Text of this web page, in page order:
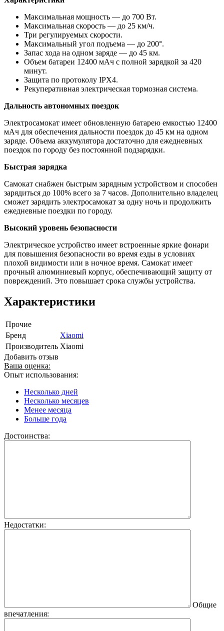
Максимальная мощность — до 700 Вт.
Максимальная скорость — до 25 км/ч.
Три регулируемых скорости.
Максимальный угол подъема — до 200°.
Запас хода на одном заряде — до 45 км.
Объем батареи 12400 мАч с полной зарядкой за 420
минут.
Защита по протоколу IPX4.
Рекуперативная электрическая тормозная система.
Дальность автономных поездок
Электросамокат имеет обновленную батарею емкостью 12400
мАч для обеспечения дальности поездок до 45 км на одном
заряде. Объема аккумулятора достаточно для ежедневных
поездок по городу без постоянной подзарядки.
Быстрая зарядка
Самокат снабжен быстрым зарядным устройством и способен
зарядиться до 100% всего за 7 часов. Дополнительно владелец
сможет зарядить электросамокат за одну ночь и продолжить
ежедневные поездки по городу.
Высокий уровень безопасности
Электрическое устройство имеет встроенные яркие фонари
для повышения безопасности во время езды в условиях
плохой видимости или в ночное время. Самокат имеет
прочный алюминиевый корпус, обеспечивающий защиту от
повреждений. Это повышает срока службы устройства.
Характеристики
Прочие
Бренд
Xiaomi
Производитель Xiaomi
Добавить отзыв
Ваша оценка:
Опыт использования:
Несколько дней
Несколько месяцев
Менее месяца
Больше года
Достоинства:
Недостатки:
Общие
впечатления: